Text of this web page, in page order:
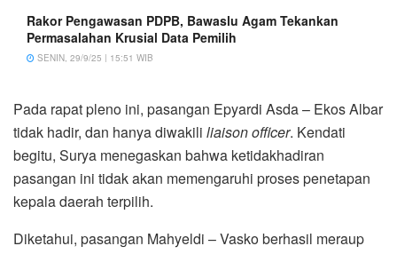
Rakor Pengawasan PDPB, Bawaslu Agam Tekankan
Permasalahan Krusial Data Pemilih
SENIN, 29/9/25 | 15:51 WIB
Pada rapat pleno ini, pasangan Epyardi Asda – Ekos Albar
tidak hadir, dan hanya diwakili liaison officer. Kendati
begitu, Surya menegaskan bahwa ketidakhadiran
pasangan ini tidak akan memengaruhi proses penetapan
kepala daerah terpilih.
Diketahui, pasangan Mahyeldi – Vasko berhasil meraup